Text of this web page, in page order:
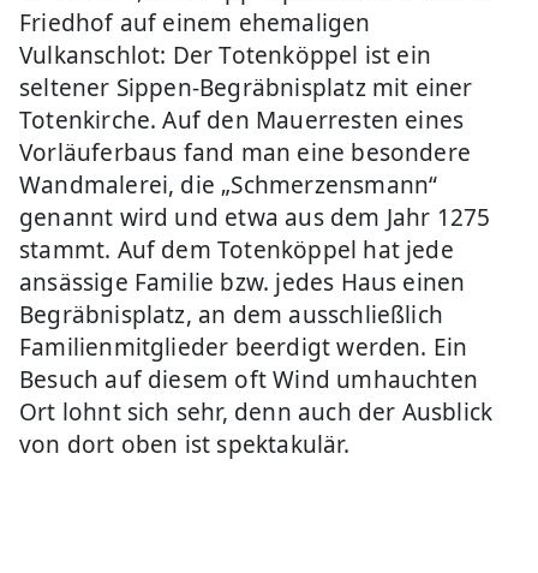
Friedhof auf einem ehemaligen
Vulkanschlot: Der Totenköppel ist ein
seltener Sippen-Begräbnisplatz mit einer
Totenkirche. Auf den Mauerresten eines
Vorläuferbaus fand man eine besondere
Wandmalerei, die „Schmerzensmann“
genannt wird und etwa aus dem Jahr 1275
stammt. Auf dem Totenköppel hat jede
ansässige Familie bzw. jedes Haus einen
Begräbnisplatz, an dem ausschließlich
Familienmitglieder beerdigt werden. Ein
Besuch auf diesem oft Wind umhauchten
Ort lohnt sich sehr, denn auch der Ausblick
von dort oben ist spektakulär.